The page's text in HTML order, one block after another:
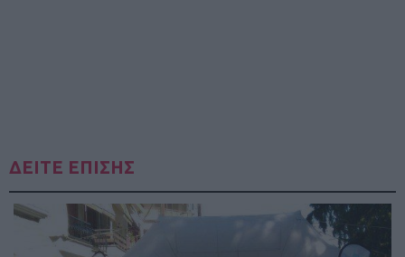
ΔΕΙΤΕ ΕΠΙΣΗΣ